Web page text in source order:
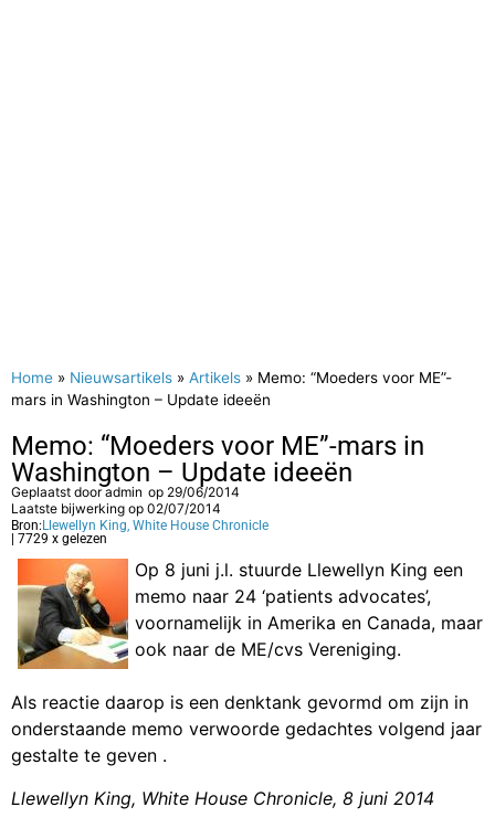
Home » Nieuwsartikels » Artikels » Memo: “Moeders voor ME”-
mars in Washington – Update ideeën
Memo: “Moeders voor ME”-mars in
Washington – Update ideeën
Geplaatst dooradmin op 29/06/2014
Laatste bijwerking op 02/07/2014
Bron: Llewellyn King, White House Chronicle
| 7729 x gelezen
Op 8 juni j.l. stuurde Llewellyn King een
memo naar 24 ‘patients advocates’,
voornamelijk in Amerika en Canada, maar
ook naar de ME/cvs Vereniging.
Als reactie daarop is een denktank gevormd om zijn in
onderstaande memo verwoorde gedachtes volgend jaar
gestalte te geven .
Llewellyn King, White House Chronicle, 8 juni 2014